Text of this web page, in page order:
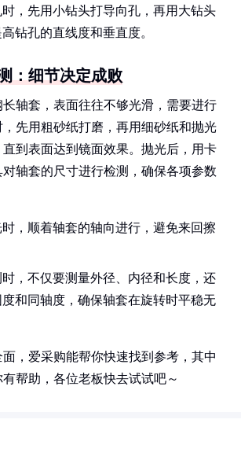
，先用小钻头打导向孔，再用大钻头
钻孔的直线度和垂直度。
：细节决定成败
轴套，表面往往不够光滑，需要进行
先用粗砂纸打磨，再用细砂纸和抛光
到表面达到镜面效果。抛光后，用卡
轴套的尺寸进行检测，确保各项参数
，顺着轴套的轴向进行，避免来回擦
，不仅要测量外径、内径和长度，还
和同轴度，确保轴套在旋转时平稳无
，爱采购能帮你快速找到参考，其中
帮助，各位老板快去试试吧～